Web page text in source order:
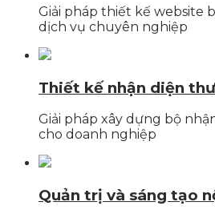
Giải pháp thiết kế website
dịch vụ chuyên nghiệp
Thiết kế nhận diện
Giải pháp xây dựng bộ
cho doanh nghiệp
Quản trị và sáng tạo